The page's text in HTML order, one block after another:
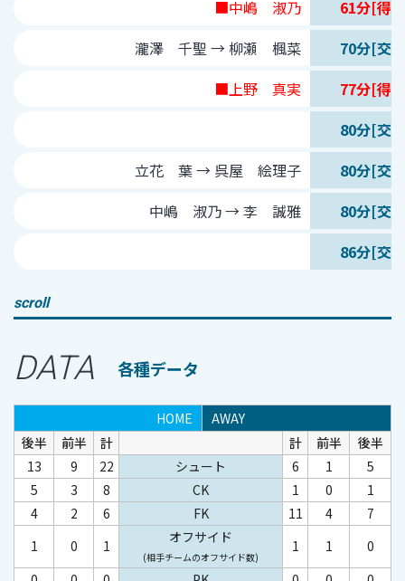
■中嶋 淑乃
61分[得
瀧澤 千聖 → 柳瀬 楓菜
70分[交
■上野 真実
77分[得
80分[交
立花 葉 → 呉屋 絵理子
80分[交
中嶋 淑乃 → 李 誠雅
80分[交
86分[交
scroll
DATA 各種データ
HOME
AWAY
後半
前半 計 計 前半
後半
13
9 22 シュート 6 1
5
5
3 8 CK 1 0
1
4
2 6 FK 11 4
7
1
0 1 オフサイド
(相手チームのオフサイド数)
1 1
0